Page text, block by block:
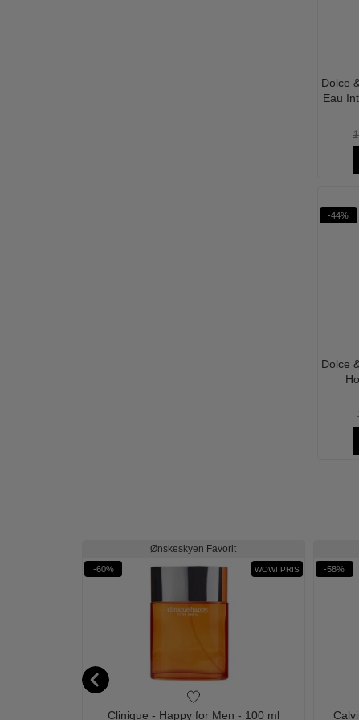
Dolce
Eau
-44%
Dolce
Ønskeskyen Favorit
-60% WOW! PRIS
Clinique - Happy for Men - 100 ml
-58%